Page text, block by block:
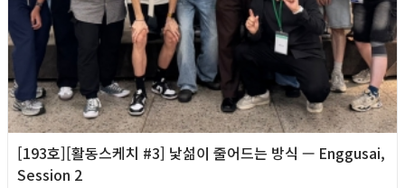
[193호][활동스케치 #3] 낯섦이 줄어드는 방식 — Enggusai,
Session 2